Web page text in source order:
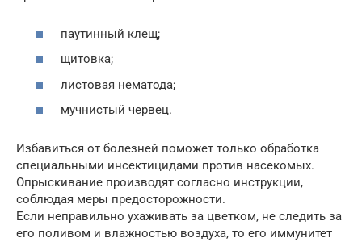
паутинный клещ;
щитовка;
листовая нематода;
мучнистый червец.
Избавиться от болезней поможет только обработка
специальными инсектицидами против насекомых.
Опрыскивание производят согласно инструкции,
соблюдая меры предосторожности.
Если неправильно ухаживать за цветком, не следить за
его поливом и влажностью воздуха, то его иммунитет